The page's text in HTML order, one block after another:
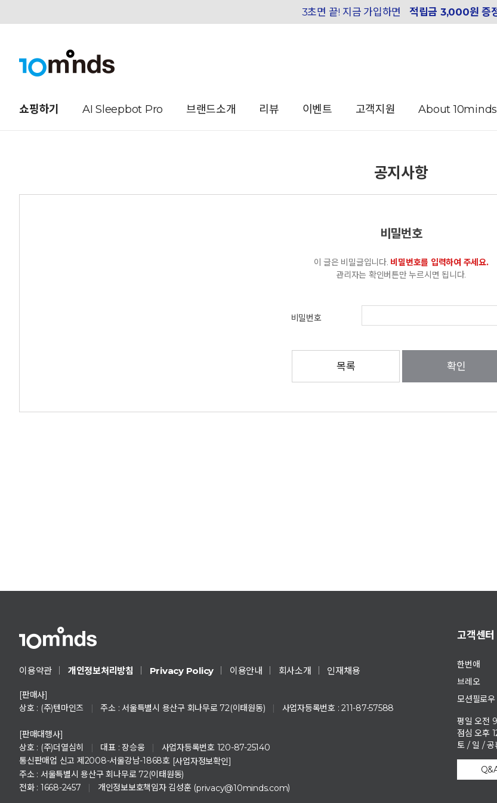
3초면 끝! 지금 가입하면 적립금 3,000원 증
쇼핑하기 AI Sleepbot Pro 브랜드소개 리뷰 이벤트 고객지원 About 10minds
공지사항
비밀번호
이 글은 비밀글입니다. 비밀번호를 입력하여 주세요.
관리자는 확인버튼만 누르시면 됩니다.
비밀번호
목록 확인
이용약관 개인정보처리방침 Privacy Policy 이용안내 회사소개 인재채용
[판매사]
상호 : (주)텐마인즈
| 주소 : 서울특별시 용산구 회나무로 72(이태원동) | 사업자등록번호 : 211-87-57588
[판매대행사]
상호 : (주)더열심히
| 대표 : 장승웅 |
사업자등록번호 120-87-25140
통신판매업 신고 제2008-서울강남-1868호 [사업자정보확인]
주소 : 서울특별시 용산구 회나무로 72(이태원동)
전화 : 1668-2457
개인정보보호책임자 김성훈 (privacy@10minds.com)
고객센터
한번애
브레오
모션필로우
평일 오전
점심 오후
토 / 일 / 공